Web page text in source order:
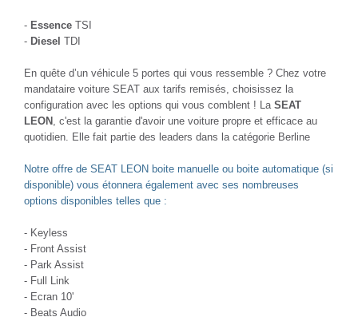
- Essence TSI
- Diesel TDI
En quête d’un véhicule 5 portes qui vous ressemble ? Chez votre
mandataire voiture SEAT aux tarifs remisés, choisissez la
configuration avec les options qui vous comblent ! La SEAT
LEON
, c'est la garantie d'avoir une voiture propre et efficace au
quotidien. Elle fait partie des leaders dans la catégorie Berline
Notre offre de SEAT LEON boite manuelle ou boite automatique (si
disponible) vous étonnera également avec ses nombreuses
options disponibles telles que :
- Keyless
- Front Assist
- Park Assist
- Full Link
- Ecran 10'
- Beats Audio